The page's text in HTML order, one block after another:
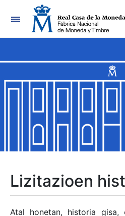
Nabigazioa
Erakutsi/Ezkutatu
Erakutsi/Ezkutatu
Erakutsi/Ezkutatu
Erakutsi/Ezkutatu
Lizitazioen
Atal honetan, historia gisa,